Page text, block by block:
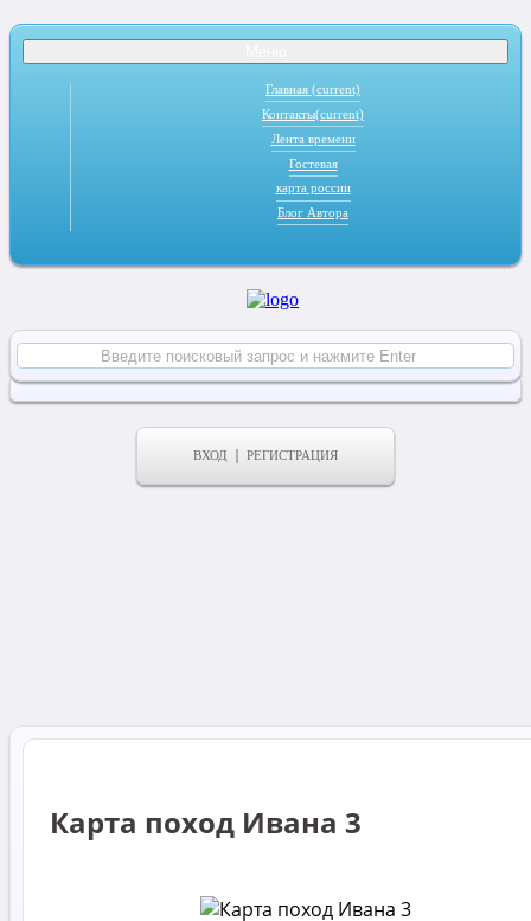
Главная (current)
Контакты(current)
Лента времени
Гостевая
карта россии
Блог Автора
ВХОД РЕГИСТРАЦИЯ
Карта поход Ивана 3